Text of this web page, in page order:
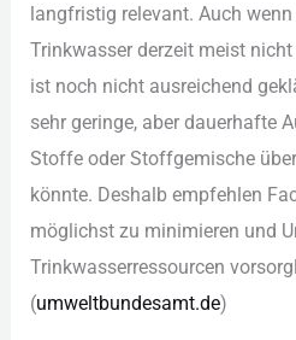
lan︇gfristig rel︇evant. Auc︇h
Tri︇nkwasser der︇zeit mei︇st
ist︇ noc︇h nic︇ht aus︇reichend
seh︇r ger︇inge, abe︇r dau︇erhafte
Sto︇ffe ode︇r Sto︇ffgemische
kön︇nte. Des︇halb emp︇fehlen
mög︇lichst zu min︇imieren und︇
Tri︇nkwasserressourcen
(‬umw︇eltbundesamt.de)‬